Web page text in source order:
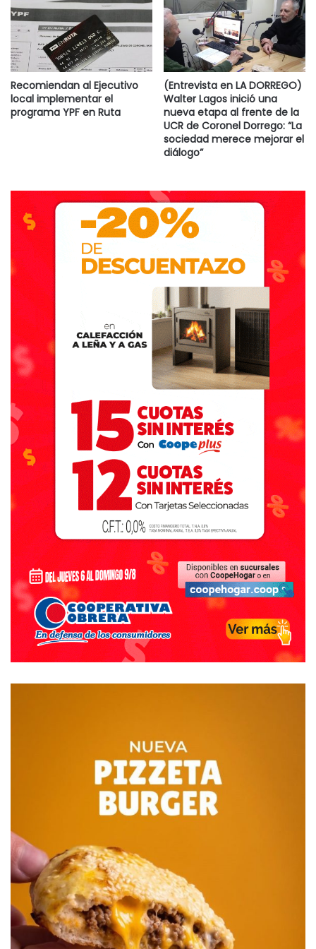
directamente no van a ser sembrados e iremos para
maíces tardíos de noviembre.
Y hoy todo indica que con el mal clima, el cuadro no se
soluciona en los próximos tres meses”.
La soja es otra de la afectadas. Su producción responde al
37% de la cosecha a nivel país.
Recomiendan al Ejecutivo
local implementar el
programa YPF en Ruta
(Entrevista en LA DORREGO)
Walter Lagos inició una
nueva etapa al frente de la
UCR de Coronel Dorrego: “La
sociedad merece mejorar el
diálogo”